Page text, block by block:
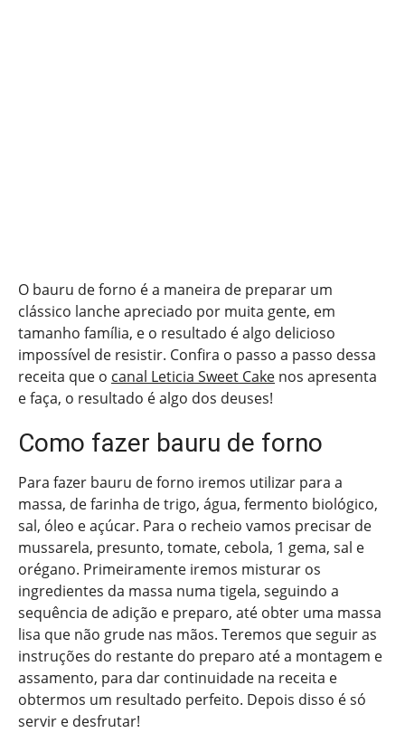
O bauru de forno é a maneira de preparar um
clássico lanche apreciado por muita gente, em
tamanho família, e o resultado é algo delicioso
impossível de resistir. Confira o passo a passo dessa
receita que o canal Leticia Sweet Cake nos apresenta
e faça, o resultado é algo dos deuses!
Como fazer bauru de forno
Para fazer bauru de forno iremos utilizar para a
massa, de farinha de trigo, água, fermento biológico,
sal, óleo e açúcar. Para o recheio vamos precisar de
mussarela, presunto, tomate, cebola, 1 gema, sal e
orégano. Primeiramente iremos misturar os
ingredientes da massa numa tigela, seguindo a
sequência de adição e preparo, até obter uma massa
lisa que não grude nas mãos. Teremos que seguir as
instruções do restante do preparo até a montagem e
assamento, para dar continuidade na receita e
obtermos um resultado perfeito. Depois disso é só
servir e desfrutar!